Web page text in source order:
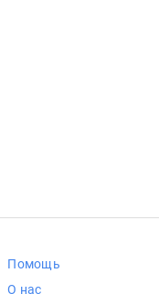
Помощь
О нас